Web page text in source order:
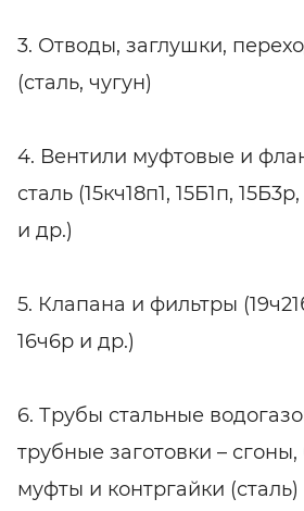
3. Отводы, заглушки,
(сталь, чугун)
4. Вентили муфтовые и
сталь (15кч18п1, 15Б1п,
и др.)
5. Клапана и фильтры
16ч6р и др.)
6. Трубы стальные
трубные заготовки –
муфты и контргайки (сталь)